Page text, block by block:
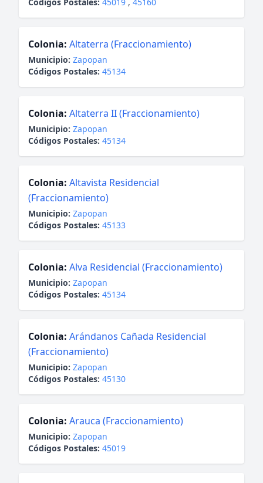
Colonia: Altaterra (Fraccionamiento)
Municipio: Zapopan
Códigos Postales: 45134
Colonia: Altaterra II (Fraccionamiento)
Municipio: Zapopan
Códigos Postales: 45134
Colonia: Altavista Residencial
(Fraccionamiento)
Municipio: Zapopan
Códigos Postales: 45133
Colonia: Alva Residencial (Fraccionamiento)
Municipio: Zapopan
Códigos Postales: 45134
Colonia: Arándanos Cañada Residencial
(Fraccionamiento)
Municipio: Zapopan
Códigos Postales: 45130
Colonia: Arauca (Fraccionamiento)
Municipio: Zapopan
Códigos Postales: 45019